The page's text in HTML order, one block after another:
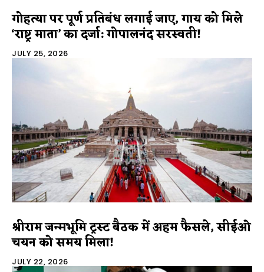
गोहत्या पर पूर्ण प्रतिबंध लगाई जाए, गाय को मिले
‘राष्ट्र माता’ का दर्जा: गोपालनंद सरस्वती!
JULY 25, 2026
श्रीराम जन्मभूमि ट्रस्ट बैठक में अहम फैसले, सीईओ
चयन को समय मिला!
JULY 22, 2026